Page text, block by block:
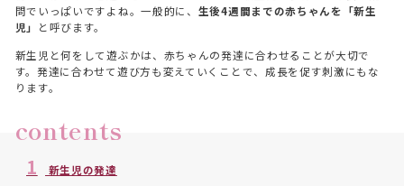
問でいっぱいですよね。一般的に、 生後4週間までの赤ちゃんを「新生
児」
と呼びます。
新生児と何をして遊ぶかは、赤ちゃんの発達に合わせることが大切で
す。発達に合わせて遊び方も変えていくことで、成長を促す刺激にもな
ります。
contents
1 新生児の発達